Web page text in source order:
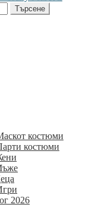
Търсене
костюми
костюми
2026